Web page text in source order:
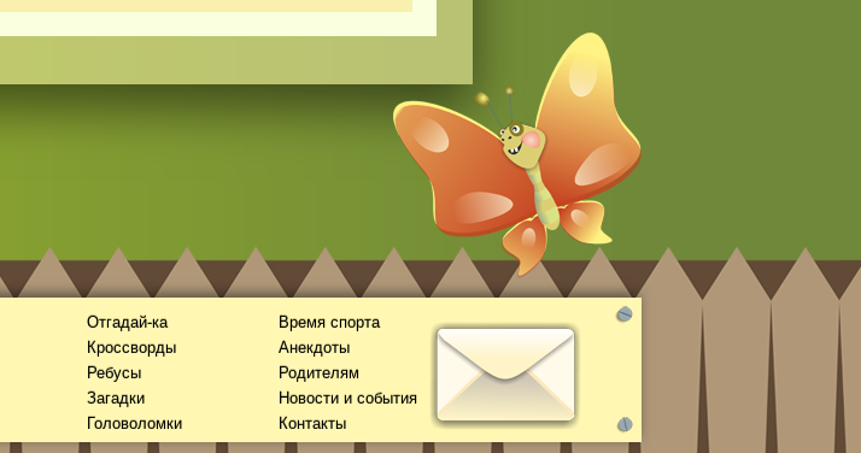
Отгадай-ка
Кроссворды
Ребусы
Загадки
Головоломки
Время спорта
Анекдоты
Родителям
Новости и события
Контакты